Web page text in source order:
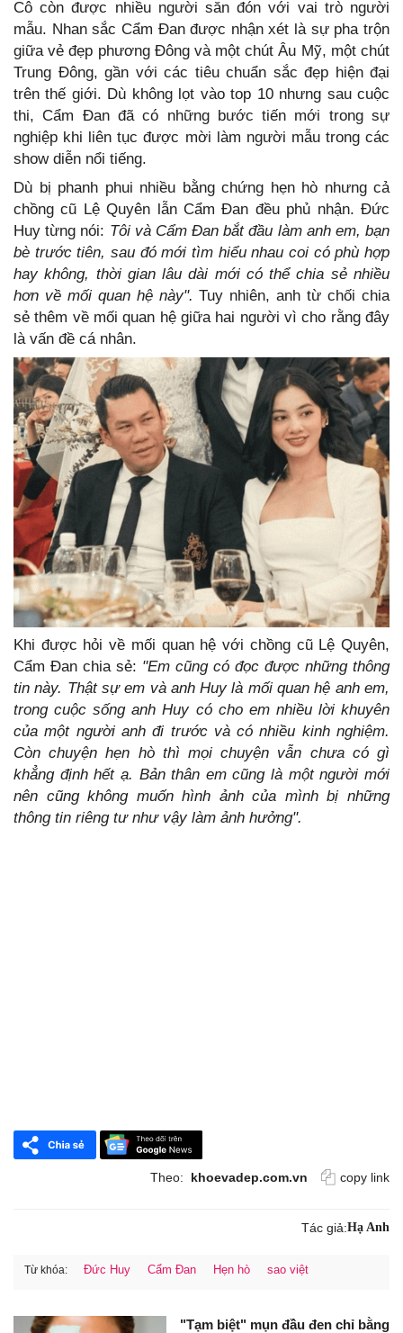
Cô còn được nhiều người săn đón với vai trò người
mẫu. Nhan sắc Cẩm Đan được nhận xét là sự pha trộn
giữa vẻ đẹp phương Đông và một chút Âu Mỹ, một chút
Trung Đông, gần với các tiêu chuẩn sắc đẹp hiện đại
trên thế giới. Dù không lọt vào top 10 nhưng sau cuộc
thi, Cẩm Đan đã có những bước tiến mới trong sự
nghiệp khi liên tục được mời làm người mẫu trong các
show diễn nổi tiếng.
Dù bị phanh phui nhiều bằng chứng hẹn hò nhưng cả
chồng cũ Lệ Quyên lẫn Cẩm Đan đều phủ nhận. Đức
Huy từng nói: Tôi và Cẩm Đan bắt đầu làm anh em, bạn
bè trước tiên, sau đó mới tìm hiểu nhau coi có phù hợp
hay không, thời gian lâu dài mới có thể chia sẻ nhiều
hơn về mối quan hệ này".Tuy nhiên, anh từ chối chia
sẻ thêm về mối quan hệ giữa hai người vì cho rằng đây
là vấn đề cá nhân.
Khi được hỏi về mối quan hệ với chồng cũ Lệ Quyên,
Cẩm Đan chia sẻ: "Em cũng có đọc được những thông
tin này. Thật sự em và anh Huy là mối quan hệ anh em,
trong cuộc sống anh Huy có cho em nhiều lời khuyên
của một người anh đi trước và có nhiều kinh nghiệm.
Còn chuyện hẹn hò thì mọi chuyện vẫn chưa có gì
khẳng định hết ạ. Bản thân em cũng là một người mới
nên cũng không muốn hình ảnh của mình bị những
thông tin riêng tư như vậy làm ảnh hưởng".
Theo: khoevadep.com.vn copy link
Tác giả:Hạ Anh
Từ khóa: Đức Huy Cẩm Đan Hẹn hò sao việt
"Tạm biệt" mụn đầu đen chỉ bằng